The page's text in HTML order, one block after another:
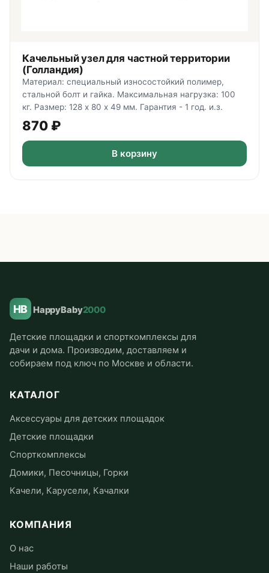
Качельный узел для частной территории
(Голландия)
Материал: специальный износостойкий полимер,
стальной болт и гайка. Максимальная нагрузка: 100
кг. Размер: 128 х 80 х 49 мм. Гарантия - 1 год. и.з.
870 ₽
В корзину
HB HappyBaby2000
Детские площадки и спорткомплексы для
дачи и дома. Производим, доставляем и
собираем под ключ по Москве и области.
КАТАЛОГ
Аксессуары для детских площадок
Детские площадки
Спорткомплексы
Домики, Песочницы, Горки
Качели, Карусели, Качалки
КОМПАНИЯ
О нас
Наши работы